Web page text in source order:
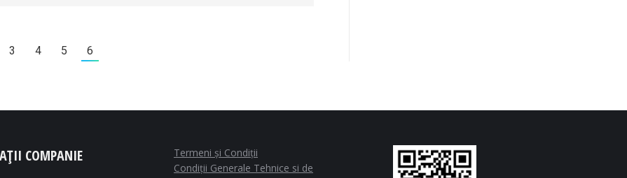
3 4 5 6
COMPANIE
Termeni și Condiții
Condiții Generale Tehnice si de